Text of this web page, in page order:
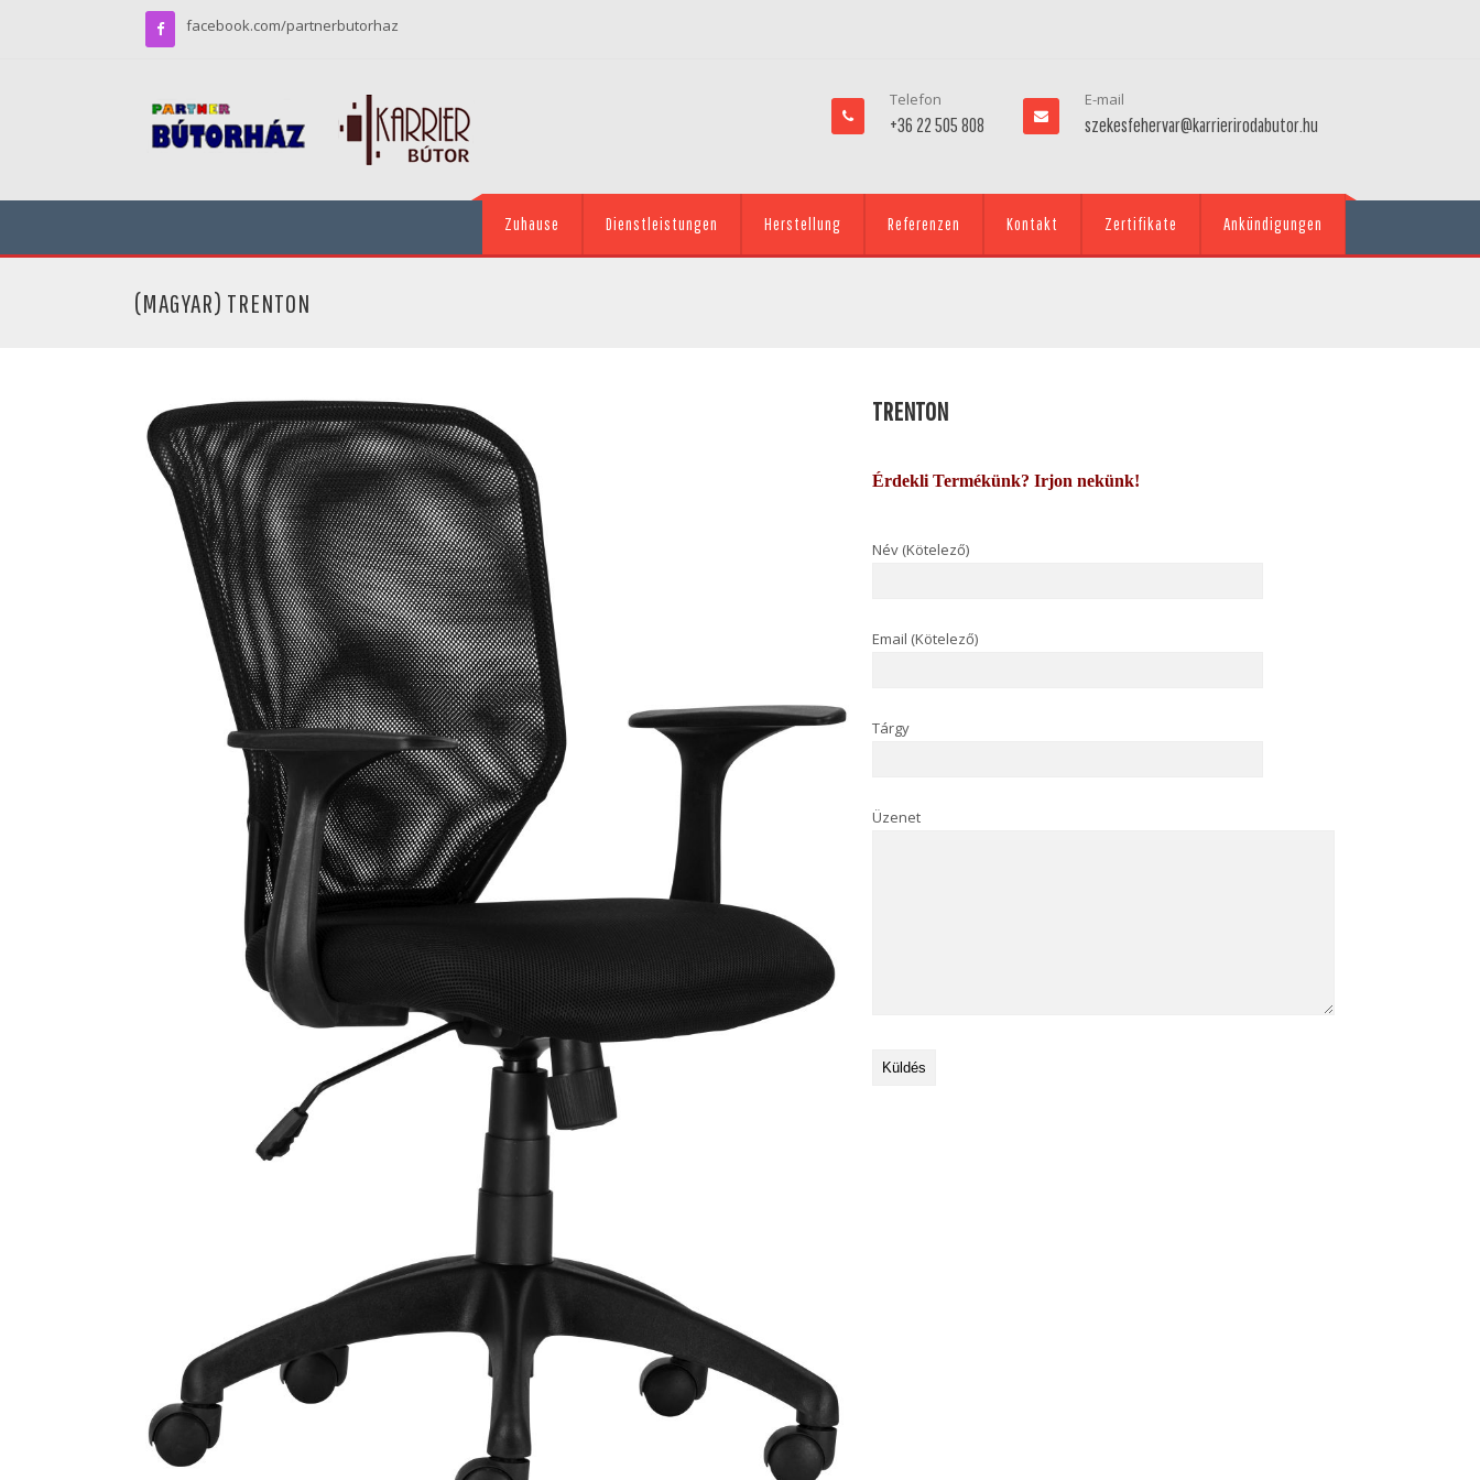
facebook.com/partnerbutorhaz
Telefon
+36 22 505 808
E-mail
szekesfehervar@karrierirodabutor.hu
Zuhause Dienstleistungen Herstellung Referenzen Kontakt Zertifikate Ankündigungen
(MAGYAR) TRENTON
TRENTON
Érdekli Termékünk? Irjon nekünk!
Név (Kötelező)
Email (Kötelező)
Tárgy
Üzenet